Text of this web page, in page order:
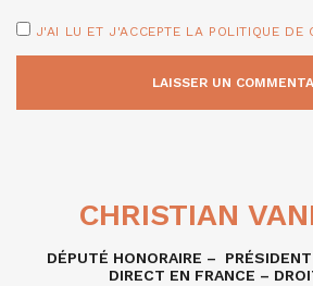
J'AI LU ET J'ACCEPTE LA POLITIQUE DE
CHRISTIAN
DÉPUTÉ HONORAIRE –
DIRECT EN FRANCE –